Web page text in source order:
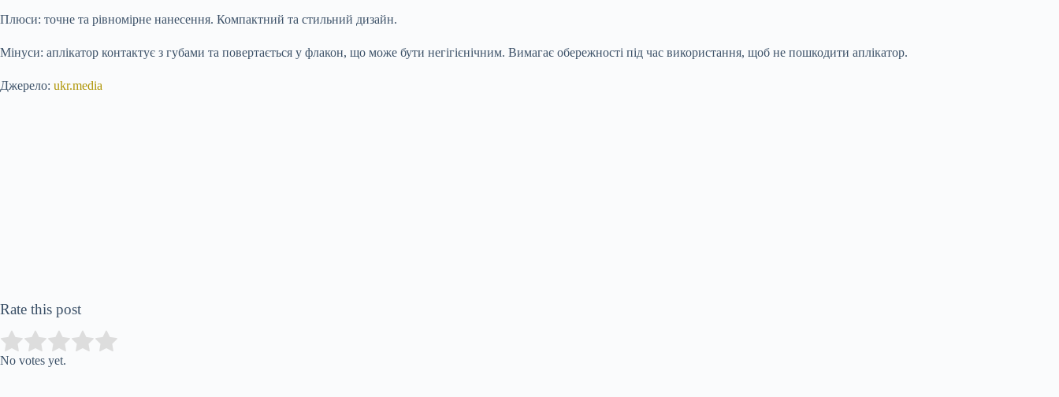
Плюси: точне та рівномірне нанесення. Компактний та стильний дизайн.
Мінуси: аплікатор контактує з губами та повертається у флакон, що може бути негігієнічним. Вимагає обережності під час використання, щоб не пошкодити аплікатор.
Джерело: ukr.media
Rate this post
Rate this item:
No votes yet.